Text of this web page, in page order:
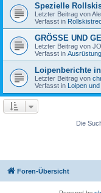
Spezielle
Letzter Beitrag von
Verfasst in
GRÖSSE UND
Letzter Beitrag von
Verfasst in Ausrüstung
Loipenberichte
Letzter Beitrag von
Verfasst in Loipen
Die
Foren-Übersicht